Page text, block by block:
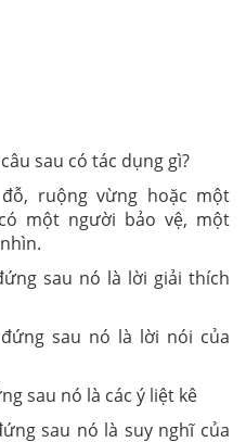
sau có tác dụng gì?
ruộng vừng hoặc một
một người bảo vệ, một
sau nó là lời giải thích
sau nó là lời nói của
sau nó là các ý liệt kê
sau nó là suy nghĩ của